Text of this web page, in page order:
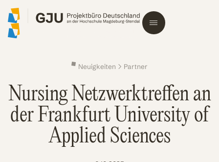
Neuigkeiten Partner
Nursing Netzwerktreffen an
der Frankfurt University of
Applied Sciences